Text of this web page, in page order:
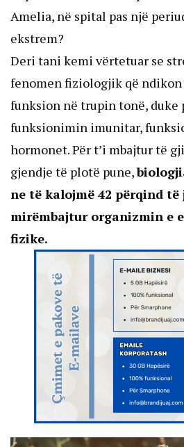
Amelia, në spital pas një
ekstrem?
Deri tani kemi vërtetuar se
fenomen fiziologjik që ndikon
funksion në trupin tonë, duke
funksionimin imunitar,
hormonet. Për t’i mbajtur të
gjendje të plotë pune,
ne të kalojmë 42 përqind të
mirëmbajtur organizmin e
fizike.